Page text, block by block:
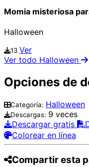
Momia misteriosa
Halloween
13 Ver
Ver todo Halloween
Opciones de
Categoría: Halloween
Descargas: 9 veces
Descargar gratis
Colorear en línea
Compartir esta